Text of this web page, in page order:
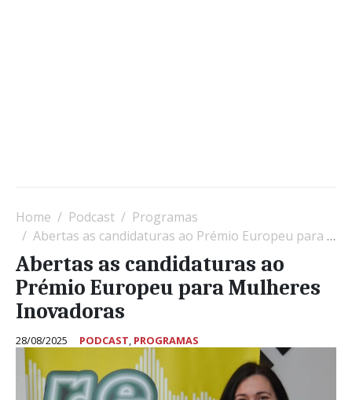
Home Podcast
Programas
Abertas as candidaturas ao Prémio Europeu para Mulheres Inovadoras
Abertas as candidaturas ao
Prémio Europeu para Mulheres
Inovadoras
28/08/2025 PODCAST, PROGRAMAS